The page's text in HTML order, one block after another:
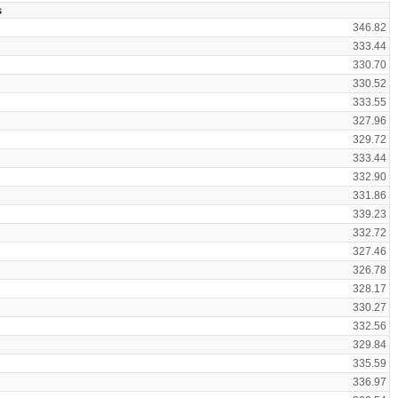
346.82
333.44
330.70
330.52
333.55
327.96
329.72
333.44
332.90
331.86
339.23
332.72
327.46
326.78
328.17
330.27
332.56
329.84
335.59
336.97